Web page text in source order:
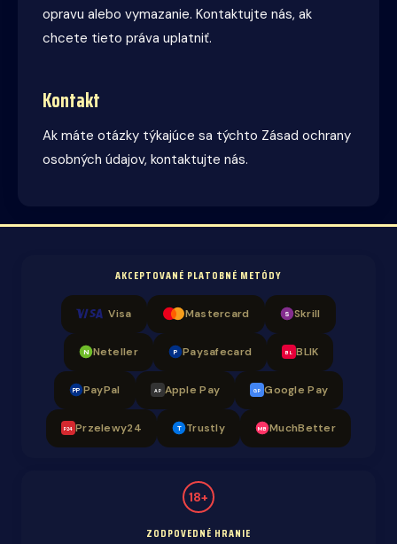
opravu alebo vymazanie. Kontaktujte nás, ak
chcete tieto práva uplatniť.
Kontakt
Ak máte otázky týkajúce sa týchto Zásad ochrany
osobných údajov, kontaktujte nás.
AKCEPTOVANÉ PLATOBNÉ METÓDY
Visa Mastercard S Skrill
N Neteller P Paysafecard BL BLIK
PP PayPal AP Apple Pay GP Google Pay
P24 Przelewy24 T Trustly MB MuchBetter
18+
ZODPOVEDNÉ HRANIE